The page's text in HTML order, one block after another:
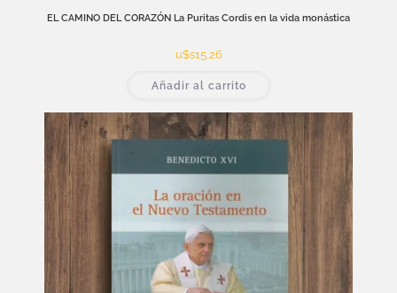
EL CAMINO DEL CORAZÓN La Puritas Cordis en la vida monástica
u$s15,26
Añadir al carrito